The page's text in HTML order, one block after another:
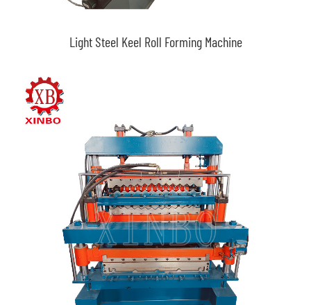
Light Steel Keel Roll Forming Machine